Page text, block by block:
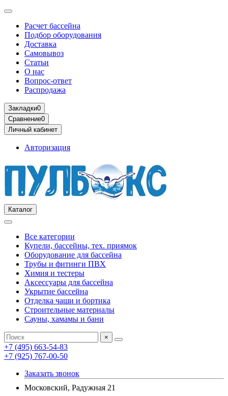
Расчет бассейна
Подбор оборудования
Доставка
Самовывоз
Статьи
О нас
Вопрос-ответ
Распродажа
Закладки0
Сравнение0
Личный кабинет
Авторизация
Каталог
Все категории
Купели, бассейны, тех. приямок
Оборудование для бассейна
Трубы и фитинги ПВХ
Химия и тестеры
Аксессуары для бассейна
Укрытие бассейна
Отделка чаши и бортика
Строительные материалы
Сауны, хамамы и бани
×
+7 (495) 663-54-83
+7 (925) 767-00-50
Заказать звонок
Московский, Радужная 21